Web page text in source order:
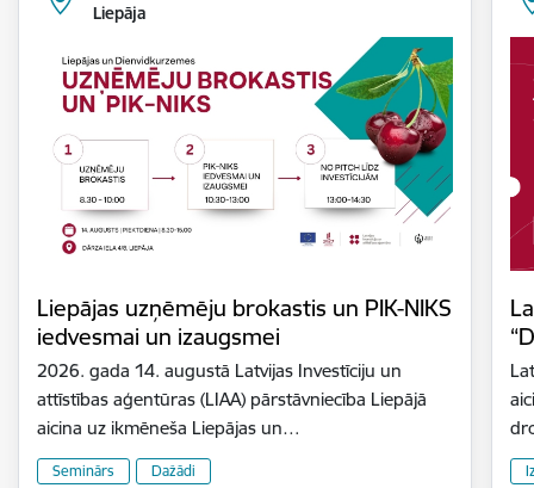
Liepāja
Liepājas uzņēmēju brokastis un PIK-NIKS
iedvesmai un izaugsmei
2026. gada 14. augustā Latvijas Investīciju un
attīstības aģentūras (LIAA) pārstāvniecība Liepājā
aicina uz ikmēneša Liepājas un…
Seminārs Dažādi